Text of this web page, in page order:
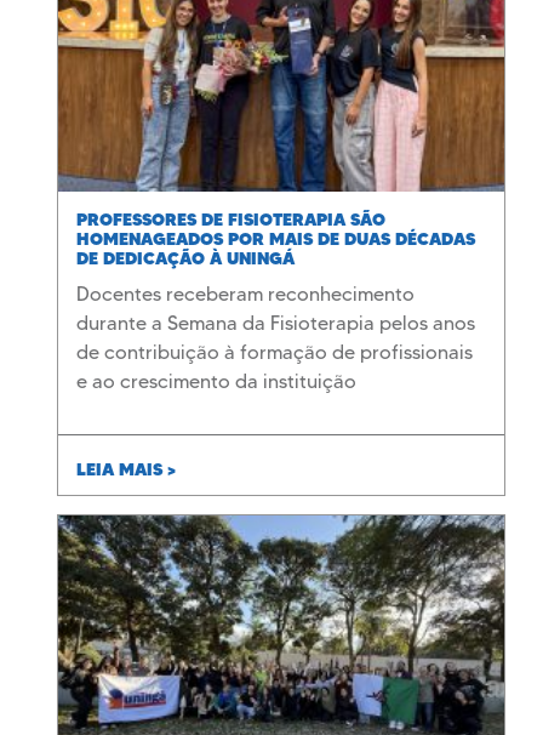
PROFESSORES DE FISIOTERAPIA SÃO
HOMENAGEADOS POR MAIS DE DUAS DÉCADAS
DE DEDICAÇÃO À UNINGÁ
Docentes receberam reconhecimento
durante a Semana da Fisioterapia pelos anos
de contribuição à formação de profissionais
e ao crescimento da instituição
LEIA MAIS >